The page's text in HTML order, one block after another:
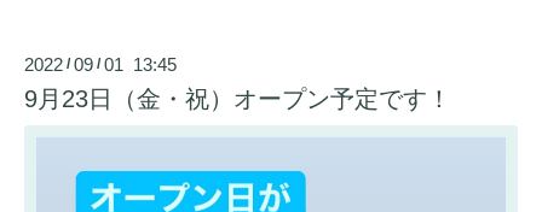
2022 /09 /01 13:45
9月23日（金・祝）オープン予定です！